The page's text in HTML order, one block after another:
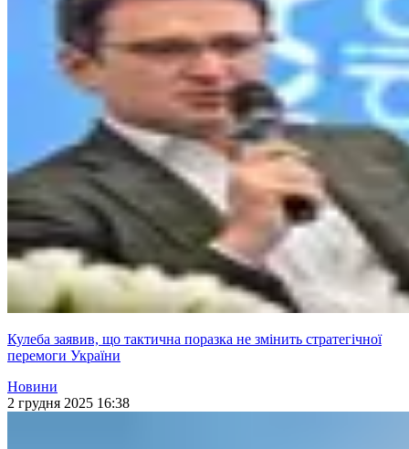
Кулеба заявив, що тактична поразка не змінить стратегічної
перемоги України
Новини
2 грудня 2025 16:38